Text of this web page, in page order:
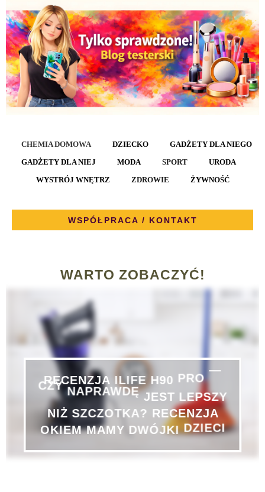
CHEMIA DOMOWA DZIECKO
GADŻETY DLA NIEGO
GADŻETY DLA NIEJ
MODA SPORT
URODA
WYSTRÓJ WNĘTRZ
ZDROWIE ŻYWNOŚĆ
WSPÓŁPRACA / KONTAKT
WARTO ZOBACZYĆ!
RECENZJA ILIFE
—
CZY
NAPRAWDĘ JEST LEPSZY
NIŻ SZCZOTKA? RECENZJA
OKIEM MAMY
DWÓJKI DZIECI